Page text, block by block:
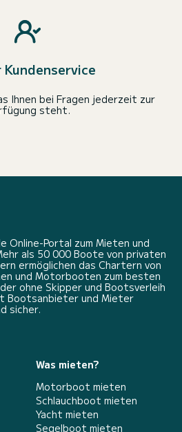
Ihnen bei Fragen jederzeit zur
steht.
Online-Portal zum Mieten und
als 50 000 Boote von privaten
ermöglichen das Chartern von
und Motorbooten zum besten
ohne Skipper und Bootsverleih
Bootsanbieter und Mieter
sicher.
Was mieten?
Motorboot mieten
Schlauchboot mieten
Yacht mieten
Segelboot mieten